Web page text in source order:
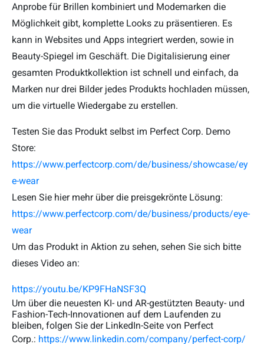
Anprobe für Brillen kombiniert und Modemarken die
Möglichkeit gibt, komplette Looks zu präsentieren. Es
kann in Websites und Apps integriert werden, sowie in
Beauty-Spiegel im Geschäft. Die Digitalisierung einer
gesamten Produktkollektion ist schnell und einfach, da
Marken nur drei Bilder jedes Produkts hochladen müssen,
um die virtuelle Wiedergabe zu erstellen.
Testen Sie das Produkt selbst im Perfect Corp. Demo
Store:
https://www.perfectcorp.com/de/business/showcase/ey
e-wear
Lesen Sie hier mehr über die preisgekrönte Lösung:
https://www.perfectcorp.com/de/business/products/eye-
wear
Um das Produkt in Aktion zu sehen, sehen Sie sich bitte
dieses Video an:
https://youtu.be/KP9FHaNSF3Q
Um über die neuesten KI- und AR-gestützten Beauty- und
Fashion-Tech-Innovationen auf dem Laufenden zu
bleiben, folgen Sie der LinkedIn-Seite von Perfect
Corp.: https://www.linkedin.com/company/perfect-corp/